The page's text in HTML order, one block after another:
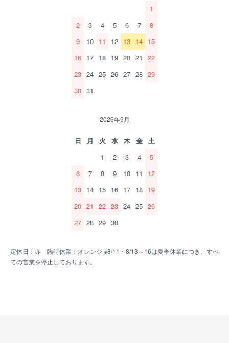
1
2
3 4 5 6 7
8
9
10 11 12 13 14 15
16 17 18 19 20 21
22
23 24 25 26 27 28 29
30 31
2026年9月
日 月 火 水 木 金
土
1
2 3 4
5
6
7 8 9 10 11
12
13 14 15 16 17 18 19
20 21 22 23 24 25 26
27 28 29 30
定休日：赤 臨時休業：オレンジ ※8/11・8/13～16は夏季休業につき、すべ
ての営業を停止しております。